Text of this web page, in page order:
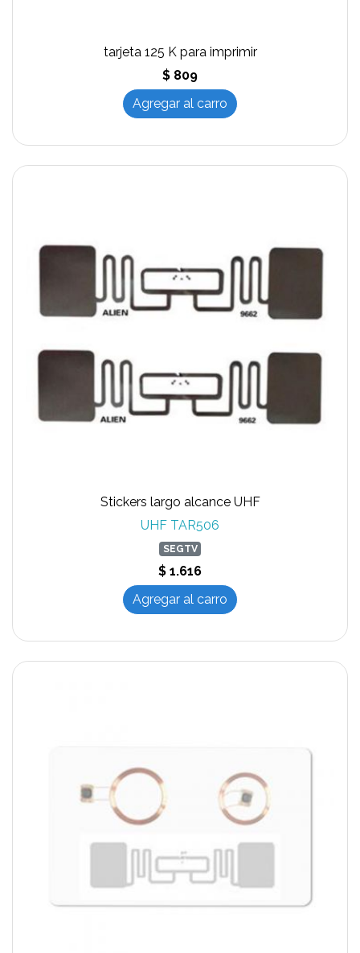
tarjeta 125 K para imprimir
$ 809
Agregar al carro
Stickers largo alcance UHF
UHF TAR506
SEGTV
$ 1.616
Agregar al carro